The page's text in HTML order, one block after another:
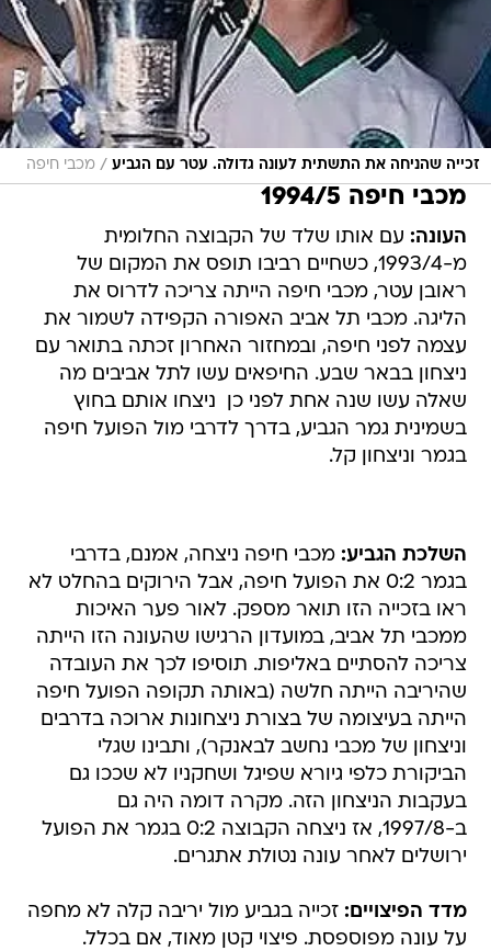
זכייה שהניחה את התשתית לעונה גדולה. עטר עם הגביע / מכבי חיפה
מכבי חיפה 1994/5
העונה: עם אותו שלד של הקבוצה החלומית
מ-1993/4, כשחיים רביבו תופס את המקום של
ראובן עטר, מכבי חיפה הייתה צריכה לדרוס את
הליגה. מכבי תל אביב האפורה הקפידה לשמור את
עצמה לפני חיפה, ובמחזור האחרון זכתה בתואר עם
ניצחון בבאר שבע. החיפאים עשו לתל אביבים מה
שאלה עשו שנה אחת לפני כן  ניצחו אותם בחוץ
בשמינית גמר הגביע, בדרך לדרבי מול הפועל חיפה
בגמר וניצחון קל.
השלכת הגביע: מכבי חיפה ניצחה, אמנם, בדרבי
בגמר 0:2 את הפועל חיפה, אבל הירוקים בהחלט לא
ראו בזכייה הזו תואר מספק. לאור פער האיכות
ממכבי תל אביב, במועדון הרגישו שהעונה הזו הייתה
צריכה להסתיים באליפות. תוסיפו לכך את העובדה
שהיריבה הייתה חלשה (באותה תקופה הפועל חיפה
הייתה בעיצומה של בצורת ניצחונות ארוכה בדרבים
וניצחון של מכבי נחשב לבאנקר), ותבינו שגלי
הביקורת כלפי גיורא שפיגל ושחקניו לא שככו גם
בעקבות הניצחון הזה. מקרה דומה היה גם
ב-1997/8, אז ניצחה הקבוצה 0:2 בגמר את הפועל
ירושלים לאחר עונה נטולת אתגרים.
מדד הפיצויים: זכייה בגביע מול יריבה קלה לא מחפה
על עונה מפוספסת. פיצוי קטן מאוד, אם בכלל.